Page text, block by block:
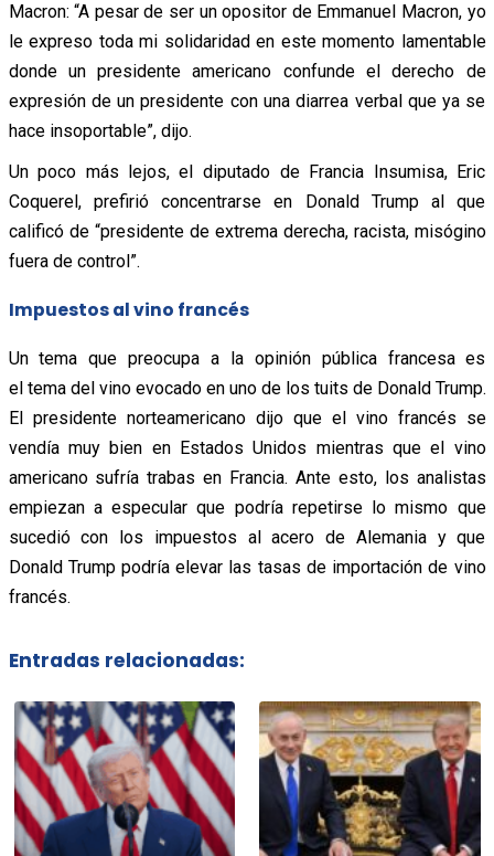
Macron: “A pesar de ser un opositor de Emmanuel Macron, yo
le expreso toda mi solidaridad en este momento lamentable
donde un presidente americano confunde el derecho de
expresión de un presidente con una diarrea verbal que ya se
hace insoportable”, dijo.
Un poco más lejos, el diputado de Francia Insumisa, Eric
Coquerel, prefirió concentrarse en Donald Trump al que
calificó de “presidente de extrema derecha, racista, misógino
fuera de control”.
Impuestos al vino francés
Un tema que preocupa a la opinión pública francesa es
el tema del vino evocado en uno de los tuits de Donald Trump.
El presidente norteamericano dijo que el vino francés se
vendía muy bien en Estados Unidos mientras que el vino
americano sufría trabas en Francia. Ante esto, los analistas
empiezan a especular que podría repetirse lo mismo que
sucedió con los impuestos al acero de Alemania y que
Donald Trump podría elevar las tasas de importación de vino
francés.
Entradas relacionadas: